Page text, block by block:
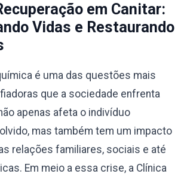
em Canitar:
Vidas e Restaurando
é uma das questões mais
que a sociedade enfrenta
apenas afeta o indivíduo
mas também tem um impacto
relações familiares, sociais e até
Em meio a essa crise, a Clínica